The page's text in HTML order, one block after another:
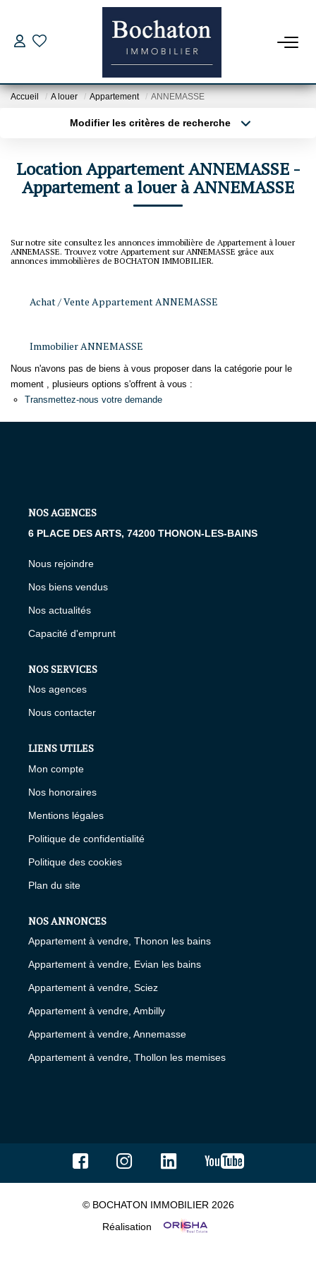
Estimer Mon Bien
PROGRAMME NEUFS
LOCATION
Dossier Location
GESTION LOCATIVE
Présentation
Accueil A louer Appartement ANNEMASSE
Modifier les critères de recherche
Sélectionnez...
Type de bien
Surface min
Créer une alerte
Location Appartement ANNEMASSE -
Appartement a louer à ANNEMASSE
Sur notre site consultez les annonces immobilière de Appartement à louer
ANNEMASSE. Trouvez votre Appartement sur ANNEMASSE grâce aux
annonces immobilières de BOCHATON IMMOBILIER.
Achat / Vente Appartement ANNEMASSE
Immobilier ANNEMASSE
Nous n'avons pas de biens à vous proposer dans la catégorie pour le
moment , plusieurs options s'offrent à vous :
Transmettez-nous votre demande
NOS AGENCES
6 PLACE DES ARTS, 74200 THONON-LES-BAINS
Nous rejoindre
Nos biens vendus
Nos actualités
Capacité d'emprunt
NOS SERVICES
Nos agences
Nous contacter
LIENS UTILES
Mon compte
Nos honoraires
Mentions légales
Politique de confidentialité
Politique des cookies
Plan du site
NOS ANNONCES
Appartement à vendre, Thonon les bains
Appartement à vendre, Evian les bains
Appartement à vendre, Sciez
Appartement à vendre, Ambilly
Appartement à vendre, Annemasse
Appartement à vendre, Thollon les memises
© BOCHATON IMMOBILIER 2026
Réalisation